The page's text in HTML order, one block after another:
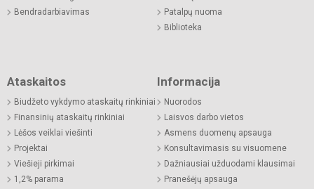
Bendradarbiavimas
Patalpų nuoma
Biblioteka
Ataskaitos
Biudžeto vykdymo ataskaitų rinkiniai
Finansinių ataskaitų rinkiniai
Lėšos veiklai viešinti
Projektai
Viešieji pirkimai
1,2% parama
Informacija
Nuorodos
Laisvos darbo vietos
Asmens duomenų apsauga
Konsultavimasis su visuomene
Dažniausiai užduodami klausimai
Pranešėjų apsauga